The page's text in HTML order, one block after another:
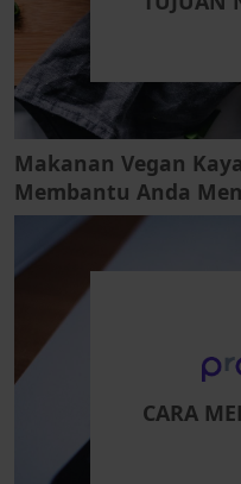
Makanan Vegan
Membantu Anda
CARA